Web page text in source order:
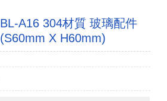
BL-A16 304材質 玻璃配件
(S60mm X H60mm)